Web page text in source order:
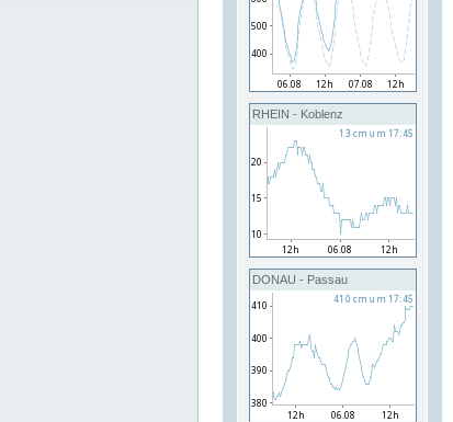
RHEIN - Koblenz
DONAU - Passau